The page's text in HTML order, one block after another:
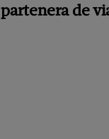
partenera de